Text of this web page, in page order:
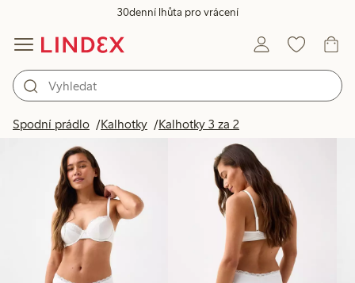
30denní lhůta pro vrácení
Spodní prádlo Kalhotky Kalhotky 3 za 2Produkty na obrázku